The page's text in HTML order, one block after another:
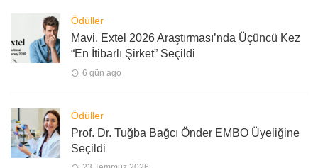
Ödüller
Mavi, Extel 2026 Araştırması’nda Üçüncü Kez
“En İtibarlı Şirket” Seçildi
6 gün ago
Ödüller
Prof. Dr. Tuğba Bağcı Önder EMBO Üyeliğine
Seçildi